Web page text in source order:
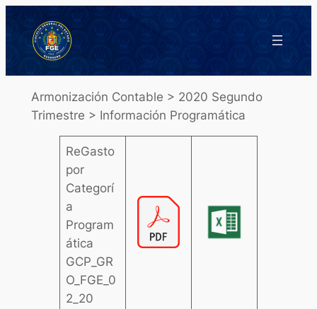
Saltar
al
contenido
Armonización Contable > 2020 Segundo
Trimestre > Información Programática
ReGasto
por
Categorí
a
Program
ática
GCP_GR
O_FGE_0
2_20